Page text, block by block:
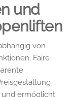
und
von
Faire
und ermöglicht